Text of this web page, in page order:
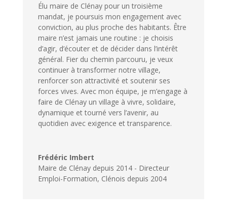
Élu maire de Clénay pour un troisième
mandat, je poursuis mon engagement avec
conviction, au plus proche des habitants. Être
maire n’est jamais une routine : je choisis
d’agir, d’écouter et de décider dans l’intérêt
général. Fier du chemin parcouru, je veux
continuer à transformer notre village,
renforcer son attractivité et soutenir ses
forces vives. Avec mon équipe, je m’engage à
faire de Clénay un village à vivre, solidaire,
dynamique et tourné vers l’avenir, au
quotidien avec exigence et transparence.
Frédéric Imbert
Maire de Clénay depuis 2014 - Directeur
Emploi-Formation, Clénois depuis 2004